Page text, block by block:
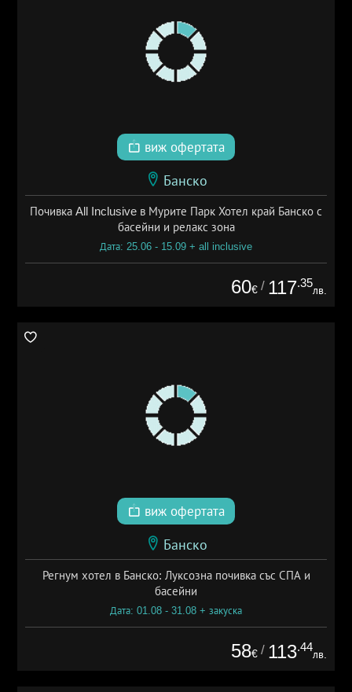
виж офертата
Банско
Почивка All Inclusive в Мурите Парк Хотел край Банско с
басейни и релакс зона
Дата: 25.06 - 15.09 + all inclusive
60€ / 117.35
лв.
виж офертата
Банско
Регнум хотел в Банско: Луксозна почивка със СПА и
басейни
Дата: 01.08 - 31.08 + закуска
58€ / 113.44
лв.